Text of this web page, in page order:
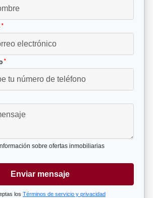
*
*
sobre ofertas inmobiliarias
Enviar mensaje
los Términos de servicio y privacidad